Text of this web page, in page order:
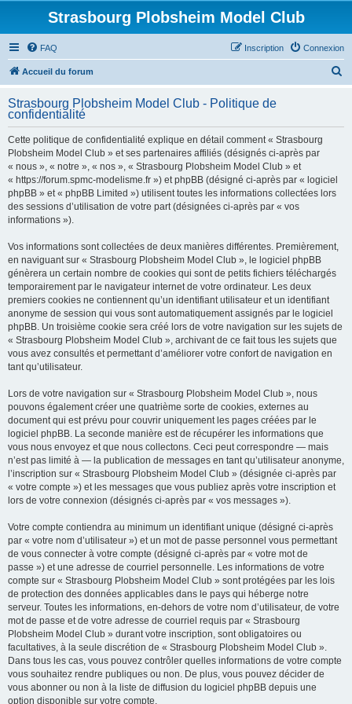
Strasbourg Plobsheim Model Club
FAQ Connexion
Inscription
Accueil du forum
h
Strasbourg Plobsheim Model Club - Politique de
confidentialité
Cette politique de confidentialité explique en détail comment « Strasbourg
Plobsheim Model Club » et ses partenaires affiliés (désignés ci-après par
« nous », « notre », « nos », « Strasbourg Plobsheim Model Club » et
« https://forum.spmc-modelisme.fr ») et phpBB (désigné ci-après par « logiciel
phpBB » et « phpBB Limited ») utilisent toutes les informations collectées lors
des sessions d’utilisation de votre part (désignées ci-après par « vos
informations »).
Vos informations sont collectées de deux manières différentes. Premièrement,
en naviguant sur « Strasbourg Plobsheim Model Club », le logiciel phpBB
génèrera un certain nombre de cookies qui sont de petits fichiers téléchargés
temporairement par le navigateur internet de votre ordinateur. Les deux
premiers cookies ne contiennent qu’un identifiant utilisateur et un identifiant
anonyme de session qui vous sont automatiquement assignés par le logiciel
phpBB. Un troisième cookie sera créé lors de votre navigation sur les sujets de
« Strasbourg Plobsheim Model Club », archivant de ce fait tous les sujets que
vous avez consultés et permettant d’améliorer votre confort de navigation en
tant qu’utilisateur.
Lors de votre navigation sur « Strasbourg Plobsheim Model Club », nous
pouvons également créer une quatrième sorte de cookies, externes au
document qui est prévu pour couvrir uniquement les pages créées par le
logiciel phpBB. La seconde manière est de récupérer les informations que
vous nous envoyez et que nous collectons. Ceci peut correspondre — mais
n’est pas limité à — la publication de messages en tant qu’utilisateur anonyme,
l’inscription sur « Strasbourg Plobsheim Model Club » (désignée ci-après par
« votre compte ») et les messages que vous publiez après votre inscription et
lors de votre connexion (désignés ci-après par « vos messages »).
Votre compte contiendra au minimum un identifiant unique (désigné ci-après
par « votre nom d’utilisateur ») et un mot de passe personnel vous permettant
de vous connecter à votre compte (désigné ci-après par « votre mot de
passe ») et une adresse de courriel personnelle. Les informations de votre
compte sur « Strasbourg Plobsheim Model Club » sont protégées par les lois
de protection des données applicables dans le pays qui héberge notre
serveur. Toutes les informations, en-dehors de votre nom d’utilisateur, de votre
mot de passe et de votre adresse de courriel requis par « Strasbourg
Plobsheim Model Club » durant votre inscription, sont obligatoires ou
facultatives, à la seule discrétion de « Strasbourg Plobsheim Model Club ».
Dans tous les cas, vous pouvez contrôler quelles informations de votre compte
vous souhaitez rendre publiques ou non. De plus, vous pouvez décider de
vous abonner ou non à la liste de diffusion du logiciel phpBB depuis une
option disponible sur votre compte.